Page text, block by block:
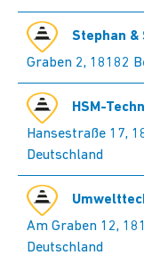
Stephan &
Graben 2, 18182
HSM-
Hansestraße 17,
Deutschland
Am Graben 12,
Deutschland